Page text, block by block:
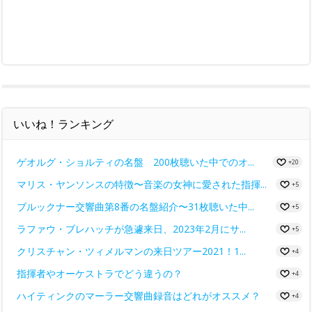
いいね！ランキング
ゲオルグ・ショルティの名盤 200枚聴いた中でのオ... +20
マリス・ヤンソンスの特徴〜音楽の女神に愛された指揮... +5
ブルックナー交響曲第8番の名盤紹介〜31枚聴いた中... +5
ラファウ・ブレハッチが急遽来日、2023年2月にサ... +5
クリスチャン・ツィメルマンの来日ツアー2021！1... +4
指揮者やオーケストラでどう違うの？ +4
ハイティンクのマーラー交響曲録音はどれがオススメ？ +4